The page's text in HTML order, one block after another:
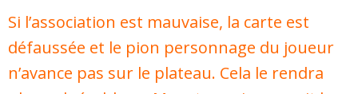
Si l’association est mauvaise, la carte est
défaussée et le pion personnage du joueur
n’avance pas sur le plateau. Cela le rendra